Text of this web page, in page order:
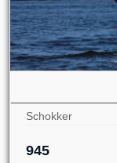
Schokker
945